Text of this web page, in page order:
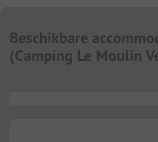
Beschikbare
(Camping Le Moulin